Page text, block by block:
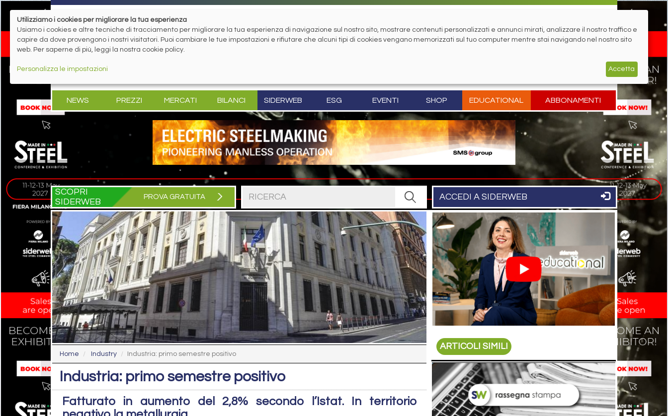
NEWS PREZZI MERCATI BILANCI SIDERWEB ESG EVENTI SHOP EDUCATIONAL ABBONAMENTI
SCOPRI
SIDERWEB
PROVA GRATUITA ACCEDI A SIDERWEB
Home Industry Industria: primo semestre positivo
Industria: primo semestre positivo
Fatturato in aumento del 2,8% secondo l’Istat. In territorio
ARTICOLI SIMILI
Utilizziamo i cookies per migliorare la tua esperienza
Usiamo i cookies e altre tecniche di tracciamento per migliorare la tua esperienza di navigazione sul nostro sito, mostrare contenuti personalizzati e annunci mirati, analizzare il nostro traffico e
capire da dove provengono i nostri visitatori. Puoi cambiare le tue impostazioni e rifiutare che alcuni tipi di cookies vengano memorizzati sul tuo computer mentre stai navigando nel nostro sito
web. Per saperne di più, leggi la nostra cookie policy.
Personalizza le impostazioni Accetta